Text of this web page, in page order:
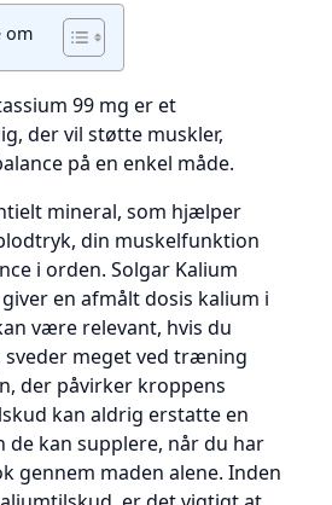
om
99 mg er et
der vil støtte muskler,
på en enkel måde.
mineral, som hjælper
din muskelfunktion
i orden. Solgar Kalium
en afmålt dosis kalium i
være relevant, hvis du
sveder meget ved træning
der påvirker kroppens
kan aldrig erstatte en
de kan supplere, når du har
gennem maden alene. Inden